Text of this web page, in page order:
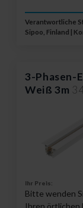
Verantwortliche
Sipoo, Finland |
3-Phasen-
Weiß 3m
Ihr Preis:
Bitte wenden
Ihren örtlichen